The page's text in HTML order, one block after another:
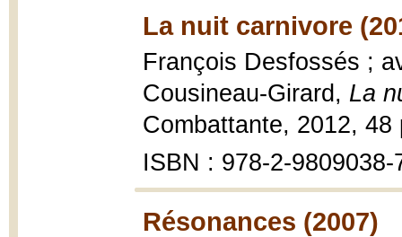
La nuit carnivore
François Desfossés ;
Cousineau-Girard, La
Combattante, 2012, 48
ISBN : 978-2-9809038-
Résonances (2007)